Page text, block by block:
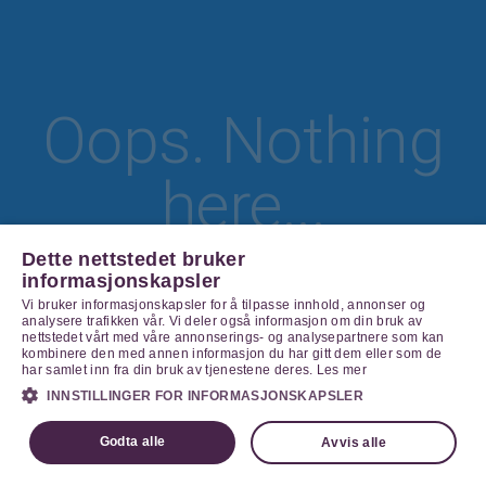
Oops. Nothing
here...
Go Home
Dette nettstedet bruker
informasjonskapsler
Vi bruker informasjonskapsler for å tilpasse innhold, annonser og
analysere trafikken vår. Vi deler også informasjon om din bruk av
nettstedet vårt med våre annonserings- og analysepartnere som kan
kombinere den med annen informasjon du har gitt dem eller som de
har samlet inn fra din bruk av tjenestene deres. Les mer
INNSTILLINGER FOR INFORMASJONSKAPSLER
Godta alle Avvis alle